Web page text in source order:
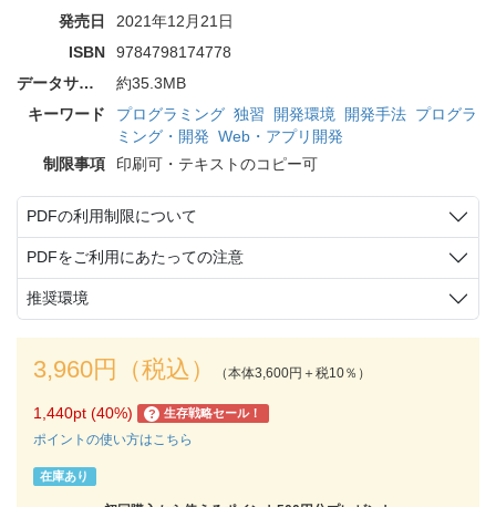
発売日
2021年12月21日
ISBN
9784798174778
データサイズ
約35.3MB
キーワード
プログラミング 独習 開発環境 開発手法 プログラ
ミング・開発 Web・アプリ開発
制限事項
印刷可・テキストのコピー可
PDFの利用制限について
PDFをご利用にあたっての注意
推奨環境
3,960円（税込） （本体3,600円＋税10％）
1,440pt (40%) ? 生存戦略セール！
ポイントの使い方はこちら
在庫あり